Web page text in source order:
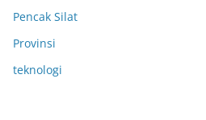
Pencak Silat
Provinsi
teknologi